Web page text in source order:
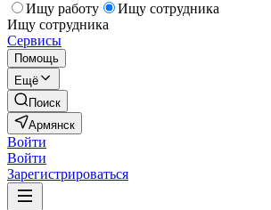
Ищу работу
Ищу сотрудника
Ищу сотрудника
Сервисы
Помощь
Ещё
Поиск
Армянск
Войти
Войти
Зарегистрироваться